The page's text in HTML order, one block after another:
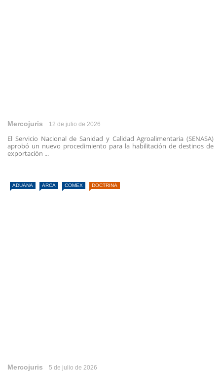
Mercojuris 12 de julio de 2026
El Servicio Nacional de Sanidad y Calidad Agroalimentaria (SENASA)
aprobó un nuevo procedimiento para la habilitación de destinos de
exportación ...
ADUANA ARCA COMEX DOCTRINA
Mercojuris 5 de julio de 2026